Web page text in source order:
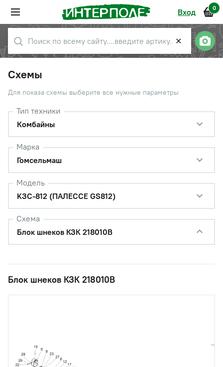
Вход 0
✕
Схемы
Для показа схемы выберите все нужные параметры
Тип техники
Комбайны
Марка
Гомсельмаш
Модель
KЗС-812 (ПАЛЕССЕ GS812)
Схема
Блок шнеков КЗК 218010В
Блок шнеков КЗК 218010В